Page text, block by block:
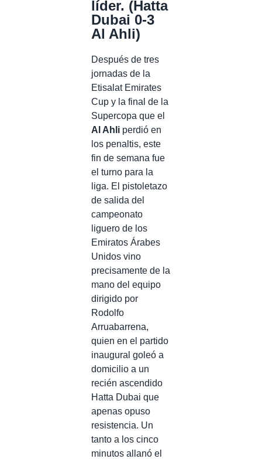
líder. (Hatta
Dubai 0-3
Al Ahli)
Después de tres
jornadas de la
Etisalat Emirates
Cup y la final de la
Supercopa que el
Al Ahli perdió en
los penaltis, este
fin de semana fue
el turno para la
liga. El pistoletazo
de salida del
campeonato
liguero de los
Emiratos Árabes
Unidos vino
precisamente de la
mano del equipo
dirigido por
Rodolfo
Arruabarrena,
quien en el partido
inaugural goleó a
domicilio a un
recién ascendido
Hatta Dubai que
apenas opuso
resistencia. Un
tanto a los cinco
minutos allanó el